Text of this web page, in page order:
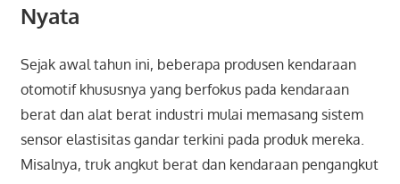
Nyata
Sejak awal tahun ini, beberapa produsen kendaraan
otomotif khususnya yang berfokus pada kendaraan
berat dan alat berat industri mulai memasang sistem
sensor elastisitas gandar terkini pada produk mereka.
Misalnya, truk angkut berat dan kendaraan pengangkut